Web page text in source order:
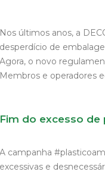
Nos últimos anos, a
desperdício de
Agora, o novo
Membros e operadores
Fim do excesso
A campanha
excessivas e